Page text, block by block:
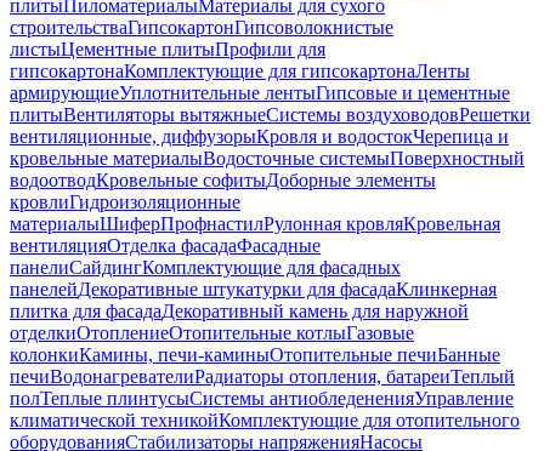
плитыПиломатериалыМатериалы для сухого
строительстваГипсокартонГипсоволокнистые
листыЦементные плитыПрофили для
гипсокартонаКомплектующие для гипсокартонаЛенты
армирующиеУплотнительные лентыГипсовые и цементные
плитыВентиляторы вытяжныеСистемы воздуховодовРешетки
вентиляционные, диффузорыКровля и водостокЧерепица и
кровельные материалыВодосточные системыПоверхностный
водоотводКровельные софитыДоборные элементы
кровлиГидроизоляционные
материалыШиферПрофнастилРулонная кровляКровельная
вентиляцияОтделка фасадаФасадные
панелиСайдингКомплектующие для фасадных
панелейДекоративные штукатурки для фасадаКлинкерная
плитка для фасадаДекоративный камень для наружной
отделкиОтоплениеОтопительные котлыГазовые
колонкиКамины, печи-каминыОтопительные печиБанные
печиВодонагревателиРадиаторы отопления, батареиТеплый
полТеплые плинтусыСистемы антиобледененияУправление
климатической техникойКомплектующие для отопительного
оборудованияСтабилизаторы напряженияНасосы